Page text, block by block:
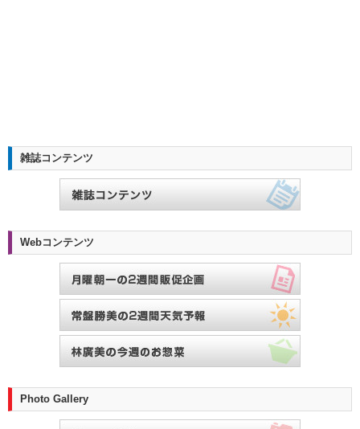
雑誌コンテンツ
Webコンテンツ
Photo Gallery